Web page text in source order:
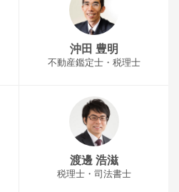
沖田 豊明
不動産鑑定士・税理士
渡邊 浩滋
税理士・司法書士